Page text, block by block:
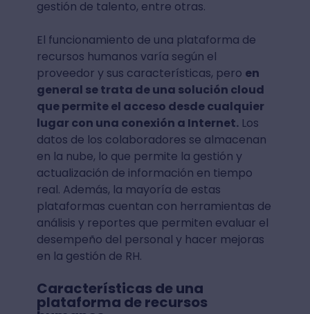
gestión de talento, entre otras.
El funcionamiento de una plataforma de
recursos humanos varía según el
proveedor y sus características, pero en
general se trata de una solución cloud
que permite el acceso desde cualquier
lugar con una conexión a Internet.Los
datos de los colaboradores se almacenan
en la nube, lo que permite la gestión y
actualización de información en tiempo
real. Además, la mayoría de estas
plataformas cuentan con herramientas de
análisis y reportes que permiten evaluar el
desempeño del personal y hacer mejoras
en la gestión de RH.
Características de una
plataforma de recursos